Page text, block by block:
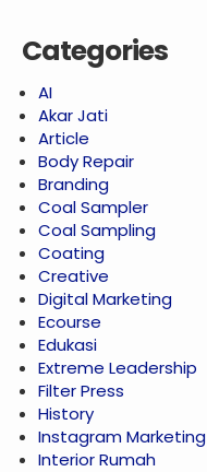
Categories
AI
Akar Jati
Article
Body Repair
Branding
Coal Sampler
Coal Sampling
Coating
Creative
Digital Marketing
Ecourse
Edukasi
Extreme Leadership
Filter Press
History
Instagram Marketing
Interior Rumah